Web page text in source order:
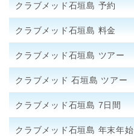
クラブメッド石垣島 予約
クラブメッド石垣島 料金
クラブメッド石垣島 ツアー
クラブメッド 石垣島 ツアー
クラブメッド石垣島 7日間
クラブメッド石垣島 年末年始